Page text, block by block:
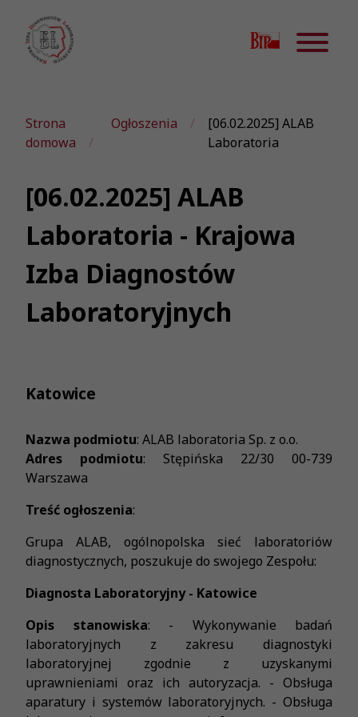
Strona
domowa
Ogłoszenia
[06.02.2025] ALAB
Laboratoria
[06.02.2025] ALAB
Laboratoria - Krajowa
Izba Diagnostów
Laboratoryjnych
Katowice
Nazwa podmiotu: ALAB laboratoria Sp. z o.o.
Adres podmiotu: Stępińska 22/30 00-739
Warszawa
Treść ogłoszenia:
Grupa ALAB, ogólnopolska sieć laboratoriów
diagnostycznych, poszukuje do swojego Zespołu:
Diagnosta Laboratoryjny - Katowice
Opis stanowiska: - Wykonywanie badań
laboratoryjnych z zakresu diagnostyki
laboratoryjnej zgodnie z uzyskanymi
uprawnieniami oraz ich autoryzacja. - Obsługa
aparatury i systemów laboratoryjnych. - Obsługa